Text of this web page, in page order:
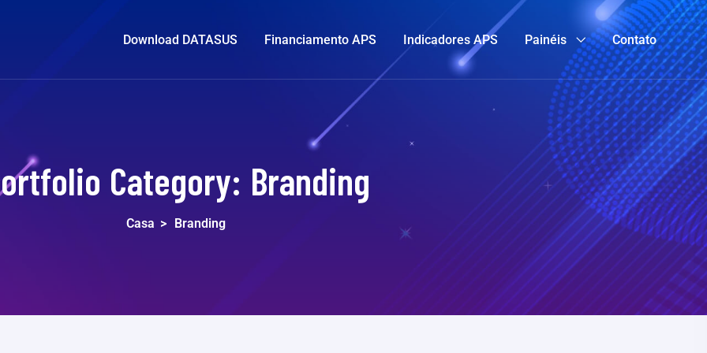
Download DATASUS Financiamento APS Indicadores APS Painéis Contato
Category: Branding
Casa > Branding